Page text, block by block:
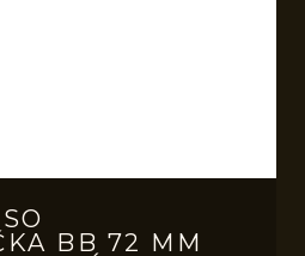
BB 72 MM